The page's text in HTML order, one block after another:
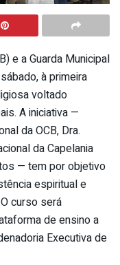
e a Guarda Municipal
à primeira
voltado
A iniciativa —
da OCB, Dra.
da Capelania
— tem por objetivo
espiritual e
curso será
de ensino a
Executiva de